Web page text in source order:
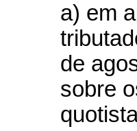
a) em
de
sobre